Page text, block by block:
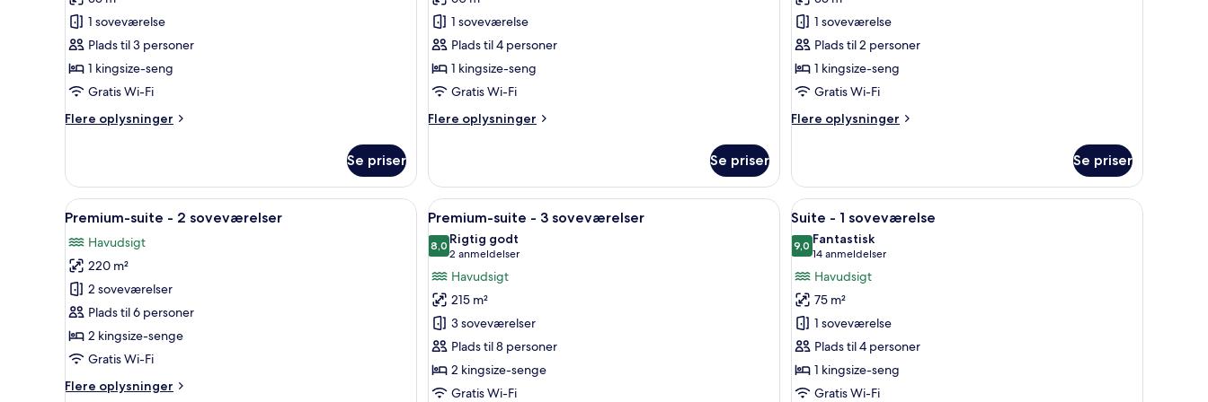
1 soveværelse
Plads til 3 personer
1 kingsize-seng
Gratis Wi-Fi
Flere oplysninger
Flere
Se priser
suite
-
udsigt
til
have
1 soveværelse
Plads til 4 personer
1 kingsize-seng
Gratis Wi-Fi
Flere oplysninger
Flere
suite
udsigt
have
Se priser
værelse
1 soveværelse
Plads til 2 personer
1 kingsize-seng
Gratis Wi-Fi
Flere oplysninger
Flere
værelse
Se priser
Indlæs
alle
billeder
af
Premium-
suite
-
2
Premium-suite - 2 soveværelser | Balkon
21
Premium-suite - 2 soveværelser
Havudsigt
220 m²
2 soveværelser
Plads til 6 personer
2 kingsize-senge
Gratis Wi-Fi
Flere oplysninger
Flere
Indlæs
alle
billeder
af
Premium-
suite
-
3
soveværelser
En balkon med fletningsmøbler, havudsigt og en moderne bygning med store vinduer.
34
Premium-suite - 3 soveværelser
8,08,0 ud af 10
Rigtig godt
2 anmeldelser
(2
anmeldelser)
Havudsigt
215 m²
3 soveværelser
Plads til 8 personer
2 kingsize-senge
Gratis Wi-Fi
Indlæs
alle
billeder
af
Suite
-
soveværelse
En balkon med fletningsmøbler, et glasbord
17
Suite - 1 soveværelse
9,09,0 ud af 10
Fantastisk
14 anmeldelser
(14
anmeldelser)
Havudsigt
75 m²
1 soveværelse
Plads til 4 personer
1 kingsize-seng
Gratis Wi-Fi